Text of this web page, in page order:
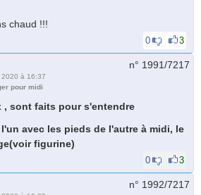
chaud !!!
0 3
2020 à 16:37
pour midi
n° 1991/7217
, sont faits pour s'entendre
avec les pieds de l'autre à midi, le
figurine)
0 3
n° 1992/7217